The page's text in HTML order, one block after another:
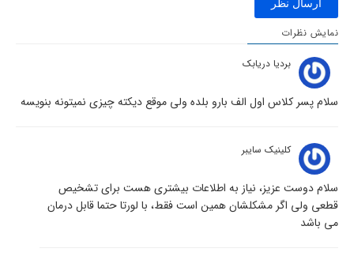
نمایش نظرات
بردیا دریابک
سلام پسر کلاس اول الف بارو بلده ولی موقع دیکته چیزی نمیتونه بنویسه
کلینیک سایبر
سلام دوست عزیز، نیاز به اطلاعات بیشتری هست برای تشخیص
قطعی ولی اگر مشکلشان همین است فقط، با لورتا حتما قابل درمان
می باشد